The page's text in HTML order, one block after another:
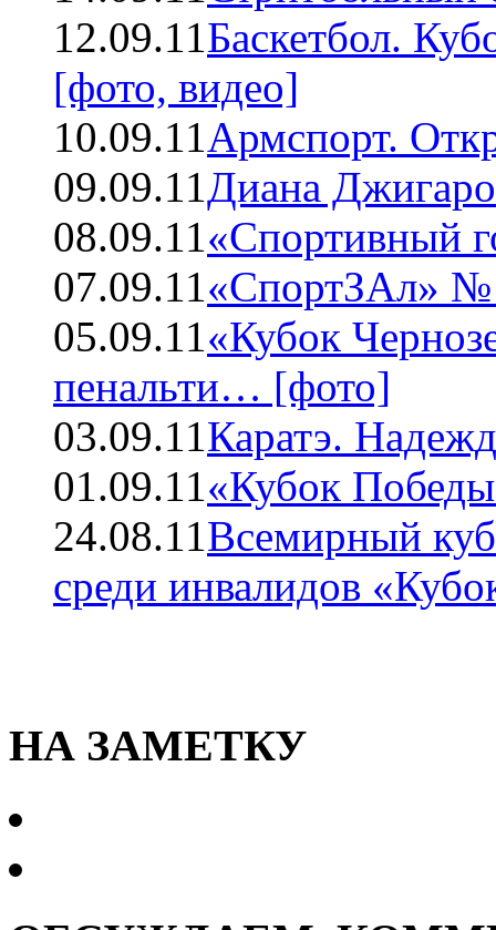
12.09.11Баскетбол.
[фото, видео]
10.09.11Армспорт.
09.09.11Диана
08.09.11«Спортивный
07.09.11«СпортЗАл» №
05.09.11«Кубок
пенальти… [фото]
03.09.11Каратэ.
01.09.11«Кубок
24.08.11Всемирный
среди инвалидов
НА ЗАМЕТКУ